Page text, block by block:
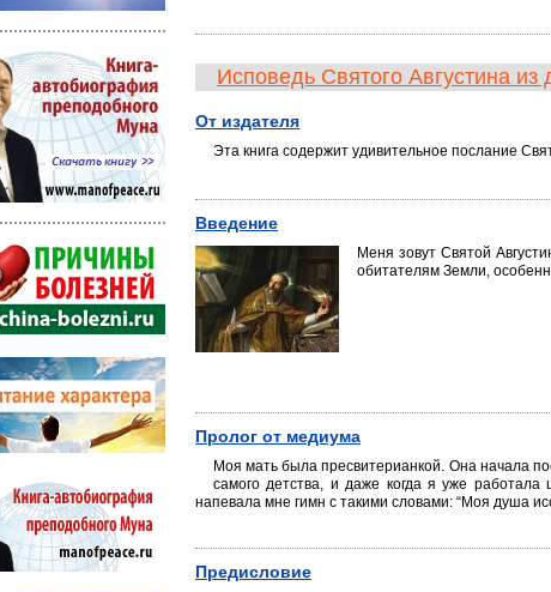
Исповедь Святого Августина из
От издателя
Эта книга содержит удивительное послание
Введение
Меня зовут Святой
обитателям Земли,
Пролог от медиума
Моя мать была пресвитерианкой. Она начала
самого детства, и даже когда я уже
напевала мне гимн с такими словами: “Моя душа
Предисловие